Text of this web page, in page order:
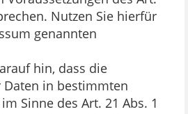
Nutzen Sie hierfür
genannten
hin, dass die
in bestimmten
Sinne des Art. 21 Abs. 1